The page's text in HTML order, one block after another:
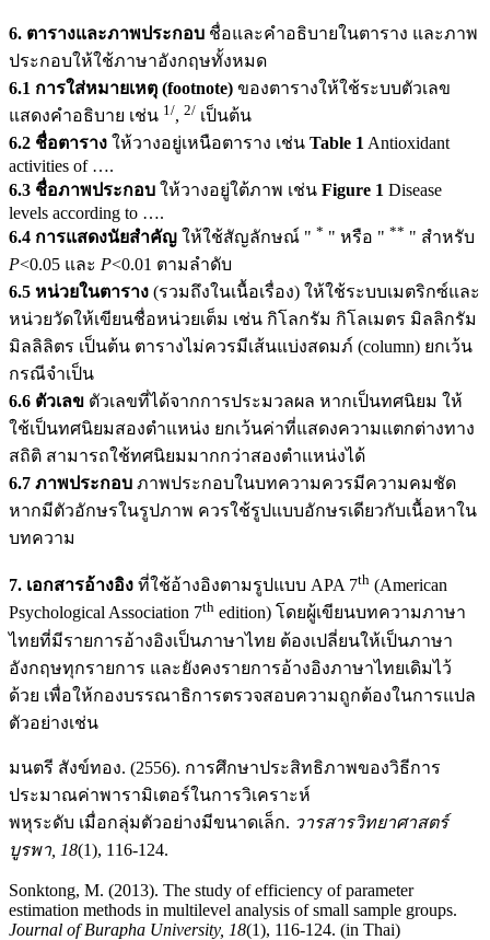
6. ตารางและภาพประกอบ ชื่อและคำอธิบายในตาราง และภาพ
ประกอบให้ใช้ภาษาอังกฤษทั้งหมด
6.1 การใส่หมายเหตุ (footnote) ของตารางให้ใช้ระบบตัวเลข
แสดงคำอธิบาย เช่น 1/, 2/ เป็นต้น
6.2 ชื่อตาราง ให้วางอยู่เหนือตาราง เช่น Table 1 Antioxidant
activities of ….
6.3 ชื่อภาพประกอบ ให้วางอยู่ใต้ภาพ เช่น Figure 1 Disease
levels according to ….
6.4 การแสดงนัยสำคัญ ให้ใช้สัญลักษณ์ " * " หรือ " ** " สำหรับ
P<0.05 และ P<0.01 ตามลำดับ
6.5 หน่วยในตาราง (รวมถึงในเนื้อเรื่อง) ให้ใช้ระบบเมตริกซ์และ
หน่วยวัดให้เขียนชื่อหน่วยเต็ม เช่น กิโลกรัม กิโลเมตร มิลลิกรัม
มิลลิลิตร เป็นต้น ตารางไม่ควรมีเส้นแบ่งสดมภ์ (column) ยกเว้น
กรณีจำเป็น
6.6 ตัวเลข ตัวเลขที่ได้จากการประมวลผล หากเป็นทศนิยม ให้
ใช้เป็นทศนิยมสองตำแหน่ง ยกเว้นค่าที่แสดงความแตกต่างทาง
สถิติ สามารถใช้ทศนิยมมากกว่าสองตำแหน่งได้
6.7 ภาพประกอบ ภาพประกอบในบทความควรมีความคมชัด
หากมีตัวอักษรในรูปภาพ ควรใช้รูปแบบอักษรเดียวกับเนื้อหาใน
บทความ
7. เอกสารอ้างอิง ที่ใช้อ้างอิงตามรูปแบบ APA 7th (American
Psychological Association 7th edition) โดยผู้เขียนบทความภาษา
ไทยที่มีรายการอ้างอิงเป็นภาษาไทย ต้องเปลี่ยนให้เป็นภาษา
อังกฤษทุกรายการ และยังคงรายการอ้างอิงภาษาไทยเดิมไว้
ด้วย เพื่อให้กองบรรณาธิการตรวจสอบความถูกต้องในการแปล
ตัวอย่างเช่น
มนตรี สังข์ทอง. (2556). การศึกษาประสิทธิภาพของวิธีการ
ประมาณค่าพารามิเตอร์ในการวิเคราะห์
พหุระดับ เมื่อกลุ่มตัวอย่างมีขนาดเล็ก. วารสารวิทยาศาสตร์
บูรพา , 18(1), 116-124.
Sonktong, M. (2013). The study of efficiency of parameter
estimation methods in multilevel analysis of small sample groups.
Journal of Burapha University, 18(1), 116-124. (in Thai)